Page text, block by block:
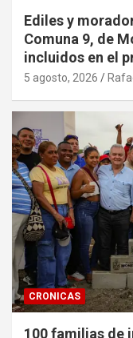
Ediles y
Comuna 9, de
incluidos en el
5 agosto, 2026
CRONICAS
100 familias de